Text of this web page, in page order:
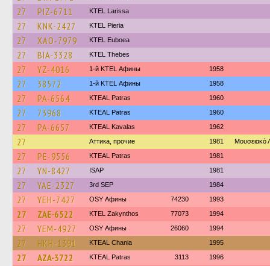
27 PIZ-6711 KTEL Larissa
27 KNK-2427 KTEL Pieria
27 XAO-7979 ΚΤΕL Euboea
27 BIA-3328 KTEL Thebes
27 YZ-4016 1-й KTEL Афины 1958
27 38572 1-й KTEL Афины 1958
27 PA-6564 KTEAL Patras 1960
27 73968 KTEAL Patras 1960
27 PA-6657 KTEAL Kavalas 1962
27 Аттика, прочие 1981 Μουσειακό
27 PE-9556 KTEAL Patras 1981
27 YN-8427 ISAP 1981
27 YAE-2327 3rd SEP 1984
27 YEH-7427 OSY Афины 74230 1993
27 ZAE-6522 KTEL Zakynthos 77073 1994
27 YEM-4927 OSY Афины 26060 1994
27 HKH-1391 KTEAL Chania 1995
27 AZA-3722 KTEAL Patras 3113 1996